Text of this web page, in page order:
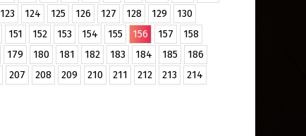
123 124 125 126 127 128 129
130
151 152 153 154 155 156 157
158
179 180 181 182 183 184 185
186
207 208 209 210 211 212 213
214